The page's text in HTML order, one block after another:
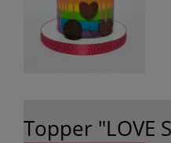
Topper "LOVE